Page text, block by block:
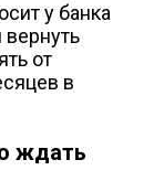
у банка
от
в
ждать